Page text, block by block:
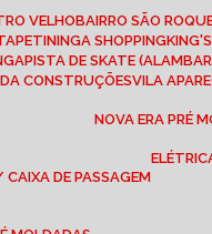
VELHO BAIRRO SÃO
SHOPPING
PISTA DE SKATE
CONSTRUÇÕES VILA
NOVA ERA PRÉ
CAIXA DE PASSAGEM